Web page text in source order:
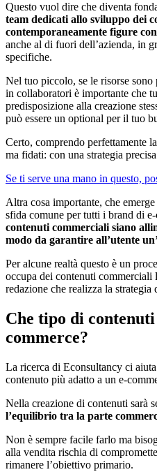
Questo vuol dire che diventa
team dedicati allo sviluppo dei
contemporaneamente figure
anche al di fuori dell’azienda, in
specifiche.
Nel tuo piccolo, se le risorse
in collaboratori è importante che
predisposizione alla creazione
può essere un optional per il tuo
Certo, comprendo perfettamente
ma fidati: con una strategia
Se ti serve una mano in questo,
Altra cosa importante, che
sfida comune per tutti i brand di
contenuti commerciali siano
modo da garantire all’utente
Per alcune realtà questo è un
occupa dei contenuti commerciali
redazione che realizza la strategia
Che tipo di
commerce?
La ricerca di Econsultancy ci
contenuto più adatto a un e-
Nella creazione di contenuti sarà
l’equilibrio tra la parte
Non è sempre facile farlo ma
alla vendita rischia di
rimanere l’obiettivo primario.